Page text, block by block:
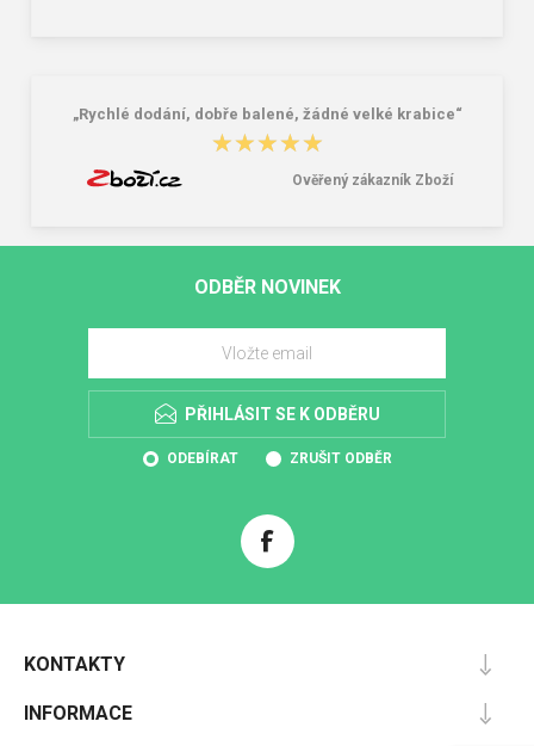
„Rychlé dodání, dobře balené, žádné velké krabice“
★★★★★
★★★★★
Ověřený zákazník Zboží
ODBĚR NOVINEK
PŘIHLÁSIT SE K ODBĚRU
ODEBÍRAT ZRUŠIT ODBĚR
KONTAKTY
INFORMACE